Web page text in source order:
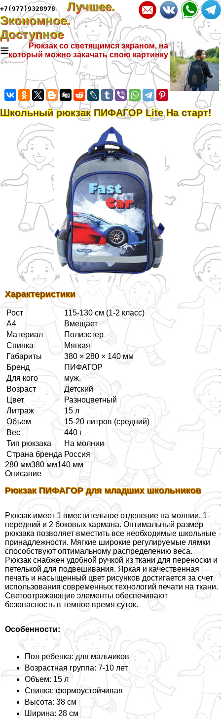
+7(977)9328978
Лучшее.
Экономное.
Доступное
≡
Рюкзак со светящимся экраном, на
который можно закачать свою картинку
Школьный рюкзак ПИФАГОР Lite На старт!
Хаpaктеристики
Рост
115-130 см (1-2 класс)
А4
Вмещает
Материал
Полиэстер
Спинка
Мягкая
Габариты
380 × 280 × 140 мм
Бренд
ПИФАГОР
Для кого
муж.
Возраст
Детский
Цвет
Разноцветный
Литраж
15 л
Объем
15-20 литров (средний)
Вес
440 г
Тип рюкзака
На молнии
Страна бренда Россия
280 мм380 мм140 мм
Описание
Рюкзак ПИФАГОР для младших школьников
Рюкзак имеет 1 вместительное отделение на молнии, 1
передний и 2 боковых кармана. Оптимальный размер
рюкзака позволяет вместить все необходимые школьные
принадлежности. Мягкие широкие регулируемые лямки
способствуют оптимальному распределению веса.
Рюкзак снабжен удобной ручкой из ткани для переноски и
петелькой для подвешивания. Яркая и качественная
печать и насыщенный цвет рисунков достигается за счет
использования современных технологий печати на ткани.
Светоотражающие элементы обеспечивают
безопасность в темное время суток.
Особенности:
Пол ребенка: для мальчиков
Возрастная группа: 7-10 лет
Объем: 15 л
Спинка: формоустойчивая
Высота: 38 см
Ширина: 28 см